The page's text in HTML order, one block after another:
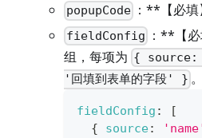
popupCode ：**【必
fieldConfig
：**【
组，每项为 { source:
'回填到表单的字段' }
fieldConfig :
[
{
source: